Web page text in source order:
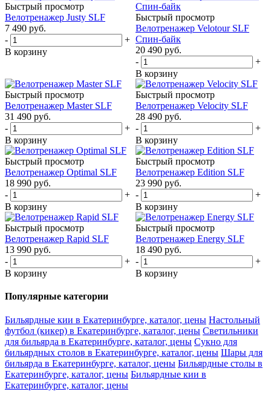
Быстрый просмотр
Велотренажер Justy SLF
7 490 руб.
-
+
В корзину
Быстрый просмотр
Велотренажер Velotour SLF
Спин-байк
20 490 руб.
-
+
В корзину
Быстрый просмотр
Велотренажер Master SLF
31 490 руб.
-
+
В корзину
Быстрый просмотр
Велотренажер Velocity SLF
28 490 руб.
-
+
В корзину
Быстрый просмотр
Велотренажер Optimal SLF
18 990 руб.
-
+
В корзину
Быстрый просмотр
Велотренажер Edition SLF
23 990 руб.
-
+
В корзину
Быстрый просмотр
Велотренажер Rapid SLF
13 990 руб.
-
+
В корзину
Быстрый просмотр
Велотренажер Energy SLF
18 490 руб.
-
+
В корзину
Популярные категории
Бильярдные кии в Екатеринбурге, каталог, цены Настольный
футбол (кикер) в Екатеринбурге, каталог, цены Светильники
для бильярда в Екатеринбурге, каталог, цены Сукно для
бильярдных столов в Екатеринбурге, каталог, цены Шары для
бильярда в Екатеринбурге, каталог, цены Бильярдные столы в
Екатеринбурге, каталог, цены Бильярдные кии в
Екатеринбурге, каталог, цены